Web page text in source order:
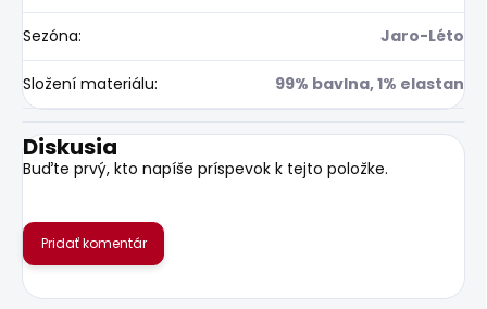
Sezóna: Jaro-Léto
Složení materiálu: 99% bavlna, 1% elastan
Diskusia
Buďte prvý, kto napíše príspevok k tejto položke.
Pridať komentár